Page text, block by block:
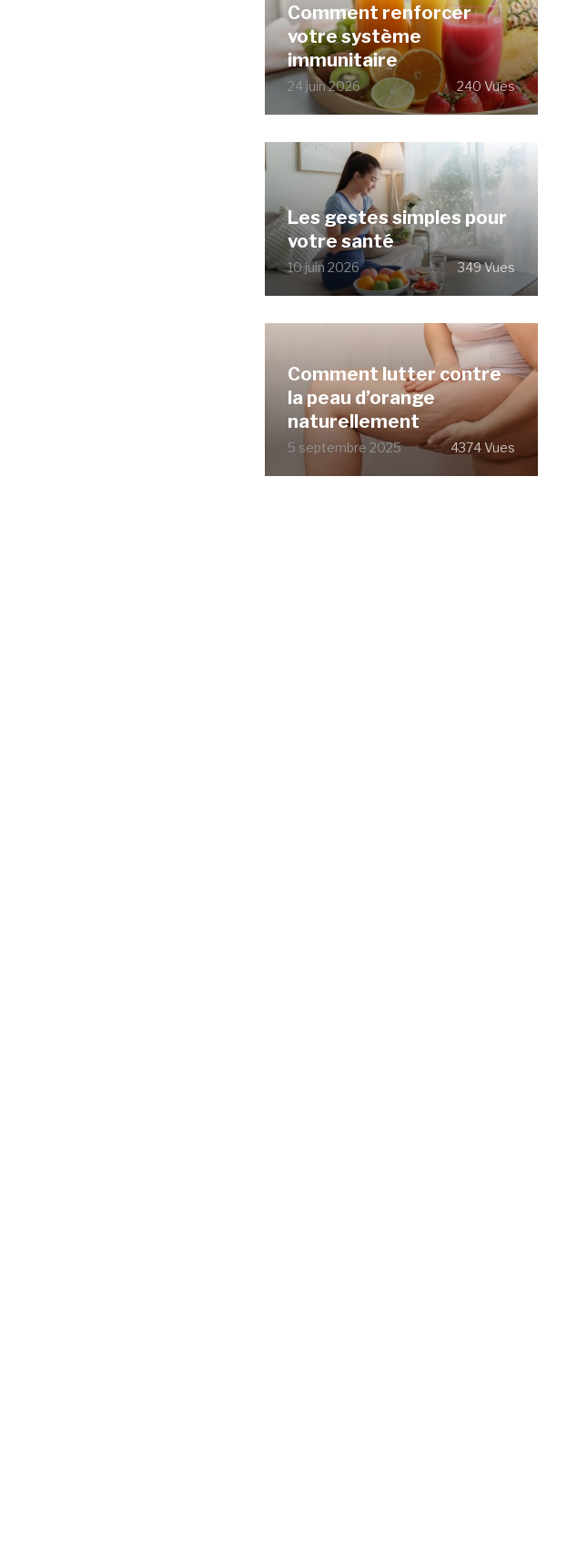
Comment renforcer
votre système
immunitaire
24 juin 2026 240 Vues
Les gestes simples pour
votre santé
10 juin 2026 349 Vues
Comment lutter contre
la peau d’orange
naturellement
5 septembre 2025 4374 Vues